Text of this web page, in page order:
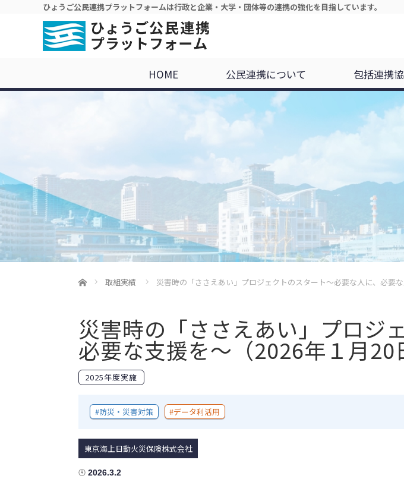
ひょうご公民連携プラットフォームは行政と企業・大学・団体等の連携の強化を目指しています。
HOME 公民連携について 包括連携
ホーム 取組実績 災害時の「ささえあい」プロジェクトのスタート～必要な人に、必要な
災害時の「ささえあい」プロジ
必要な支援を～（2026年１月20
2025年度実施
防災・災害対策 データ利活用
東京海上日動火災保険株式会社
2026.3.2